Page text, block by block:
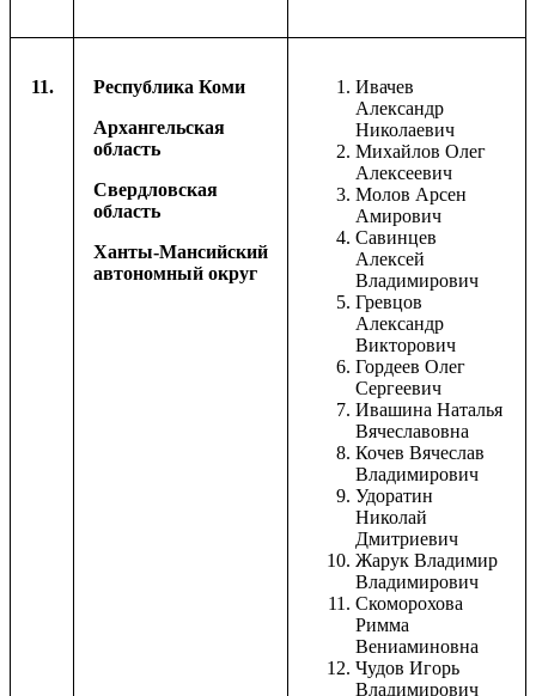
11.
Республика Коми
Архангельская
область
Свердловская
область
Ханты-Мансийский
автономный округ
Ивачев
Александр
Николаевич
Михайлов Олег
Алексеевич
Молов Арсен
Амирович
Савинцев
Алексей
Владимирович
Гревцов
Александр
Викторович
Гордеев Олег
Сергеевич
Ивашина Наталья
Вячеславовна
Кочев Вячеслав
Владимирович
Удоратин
Николай
Дмитриевич
Жарук Владимир
Владимирович
Скоморохова
Римма
Вениаминовна
Чудов Игорь
Владимирович